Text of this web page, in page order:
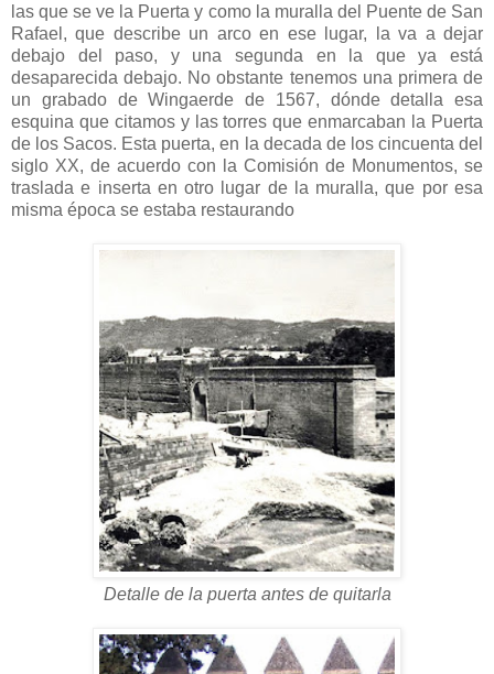
las que se ve la Puerta y como la muralla del Puente de San
Rafael, que describe un arco en ese lugar, la va a dejar
debajo del paso, y una segunda en la que ya está
desaparecida debajo. No obstante tenemos una primera de
un grabado de Wingaerde de 1567, dónde detalla esa
esquina que citamos y las torres que enmarcaban la Puerta
de los Sacos. Esta puerta, en la decada de los cincuenta del
siglo XX, de acuerdo con la Comisión de Monumentos, se
traslada e inserta en otro lugar de la muralla, que por esa
misma época se estaba restaurando
Detalle de la puerta antes de quitarla